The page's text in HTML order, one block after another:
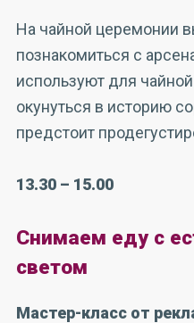
На чайной церемонии
познакомиться с
используют для
окунуться в историю
предстоит
13.30 – 15.00
Снимаем еду с
светом
Мастер-класс от